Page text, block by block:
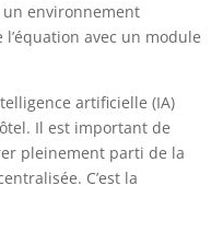
environnement
avec un module
artificielle (IA)
Il est important de
pleinement parti de la
C’est la